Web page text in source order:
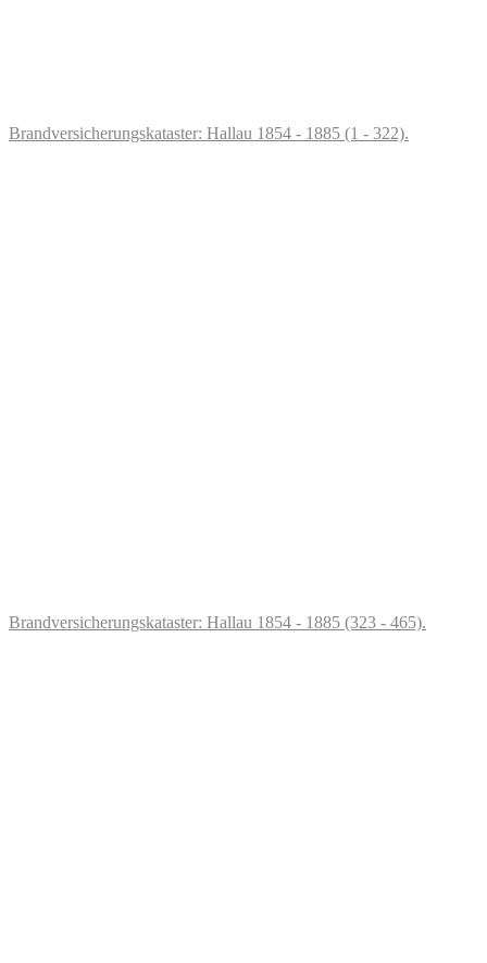
Brandversicherungskataster: Hallau 1854 - 1885 (1 - 322).
Brandversicherungskataster: Hallau 1854 - 1885 (323 - 465).